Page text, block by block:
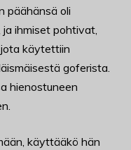
päähänsä oli
ihmiset pohtivat,
käytettiin
goferista.
hienostuneen
käyttääkö hän